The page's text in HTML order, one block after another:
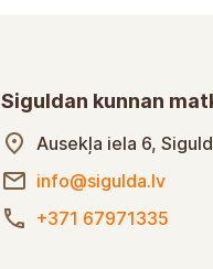
Siguldan kunnan
Ausekļa iela 6,
info@sigulda.lv
+371 67971335